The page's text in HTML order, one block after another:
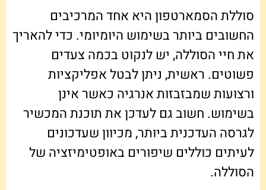
סוללת הסמארטפון היא אחד המרכיבים
החשובים ביותר בשימוש היומיומי. כדי להאריך
את חיי הסוללה, יש לנקוט בכמה צעדים
פשוטים. ראשית, ניתן לבטל אפליקציות
ורצועות שמבזבזות אנרגיה כאשר אינן
בשימוש. חשוב גם לעדכן את תוכנת המכשיר
לגרסה העדכנית ביותר, מכיוון שעדכונים
לעיתים כוללים שיפורים באופטימיזציה של
הסוללה.